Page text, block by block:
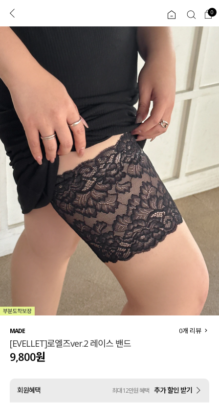
로그인 0
리뷰 & 혜택 입
CATEGORY COMMUNITY
도착보장⚡
인플루언서 pick!
신상 5%
베스트
MADE
세트할인 ~30%
티셔츠
셔츠
ALL
익스클루시브
아우터
티셔츠
니트
블라우스
원피스
팬츠
스커트
언더웨어
0
MADE
[EVELLET]로엘즈ver.2 레이스 밴드
0개 리뷰
9,800원
회원혜택 최대 12만원 혜택 추가 할인 받기